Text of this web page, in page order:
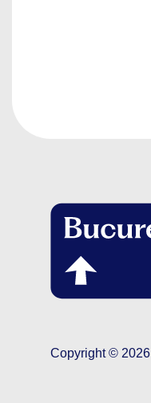
Copyright © 2026